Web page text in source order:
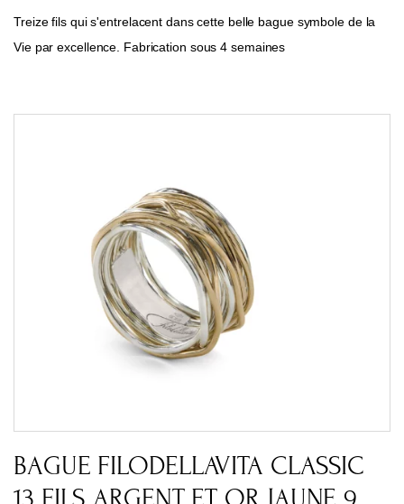
Treize fils qui s'entrelacent dans cette belle bague symbole de la
Vie par excellence. Fabrication sous 4 semaines
BAGUE FILODELLAVITA CLASSIC